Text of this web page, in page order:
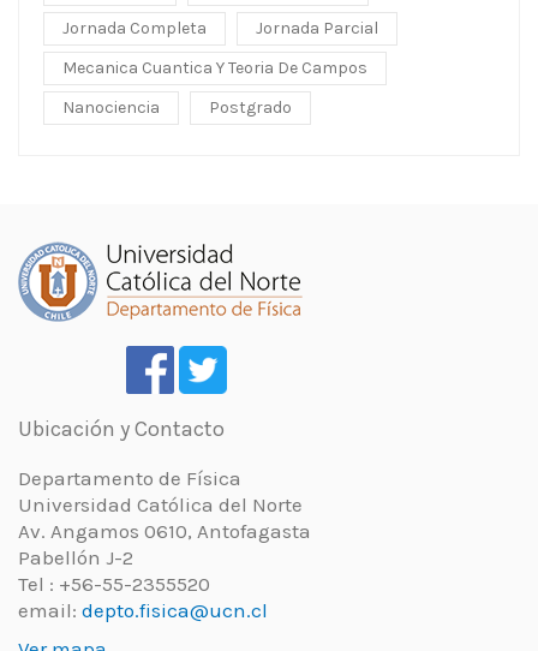
Jornada Completa
Jornada Parcial
Mecanica Cuantica Y Teoria De Campos
Nanociencia
Postgrado
Ubicación y Contacto
Departamento de Física
Universidad Católica del Norte
Av. Angamos 0610, Antofagasta
Pabellón J-2
Tel : +56-55-2355520
email: depto.fisica@ucn.cl